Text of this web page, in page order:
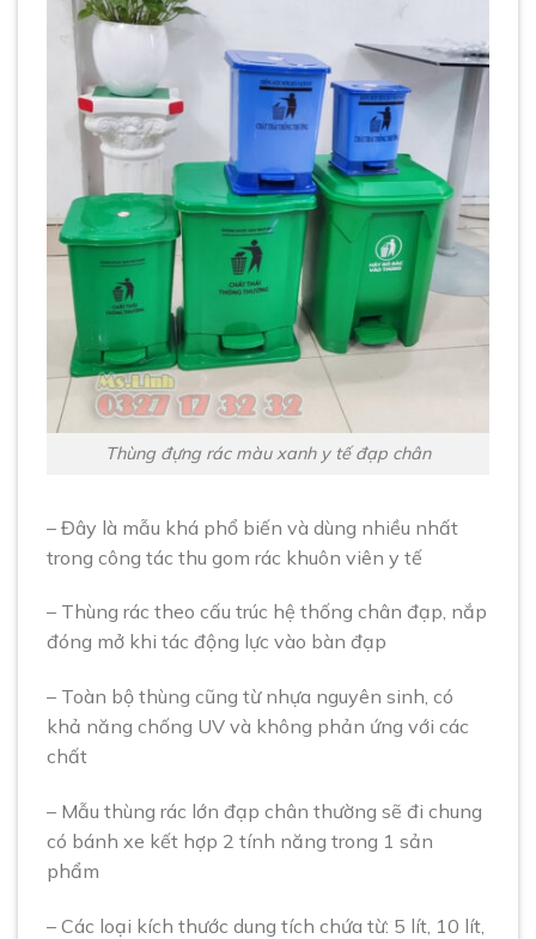
Thùng đựng rác màu xanh y tế đạp chân
– Đây là mẫu khá phổ biến và dùng nhiều nhất
trong công tác thu gom rác khuôn viên y tế
– Thùng rác theo cấu trúc hệ thống chân đạp, nắp
đóng mở khi tác động lực vào bàn đạp
– Toàn bộ thùng cũng từ nhựa nguyên sinh, có
khả năng chống UV và không phản ứng với các
chất
– Mẫu thùng rác lớn đạp chân thường sẽ đi chung
có bánh xe kết hợp 2 tính năng trong 1 sản
phẩm
– Các loại kích thước dung tích chứa từ: 5 lít, 10 lít,